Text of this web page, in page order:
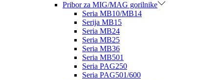
Pribor za MIG/MAG gorilnike
Seria MB10/MB14
Serija MB15
Seria MB24
Seria MB25
Seria MB36
Seria MB501
Seria PAG250
Seria PAG501/600